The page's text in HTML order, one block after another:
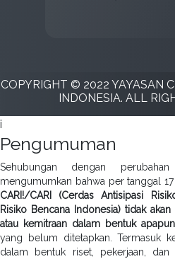
COPYRIGHT © 2022 YAYASAN
INDONESIA. ALL
i
Pengumuman
Sehubungan dengan
mengumumkan bahwa per tanggal
CARI!/CARI (Cerdas Antisipasi
Risiko Bencana Indonesia) tidak
atau kemitraan dalam bentuk apapun
yang belum ditetapkan. Termasuk
dalam bentuk riset, pekerjaan,